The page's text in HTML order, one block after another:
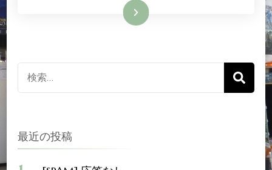
続きを読む
検
索
象:
最近の投稿